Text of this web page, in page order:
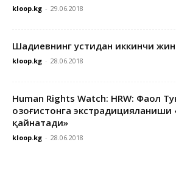
kloop.kg - 29.06.2018
Шадиевнинг устидан иккинчи
kloop.kg - 28.06.2018
Human Rights Watch: HRW: Фаол
Қозоғистонга экстрадицияланиши
қайнатади»
kloop.kg - 28.06.2018